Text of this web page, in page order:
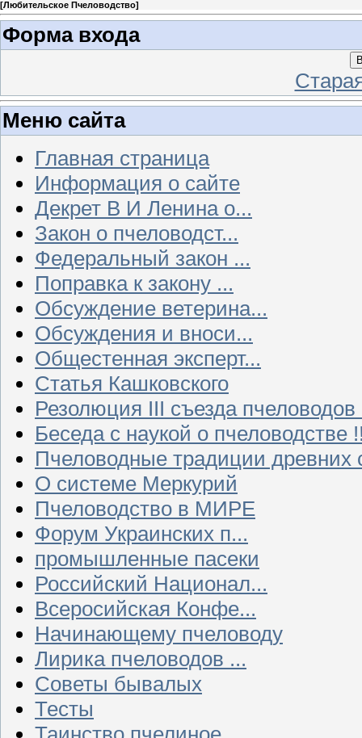
[Любительское Пчеловодство]
Форма входа
Меню сайта
Главная страница
Информация о сайте
Декрет В И Ленина о...
Закон о пчеловодст...
Федеральный закон ...
Поправка к закону ...
Обсуждение ветерина...
Обсуждения и вноси...
Общестенная эксперт...
Статья Кашковского
Резолюция III съезда
Беседа с наукой о пчеловодстве
Пчеловодные традиции древних
О системе Меркурий
Пчеловодство в МИРЕ
Форум Украинских п...
промышленные пасеки
Российский Национал...
Всеросийская Конфе...
Начинающему пчеловоду
Лирика пчеловодов ...
Советы бывалых
Тесты